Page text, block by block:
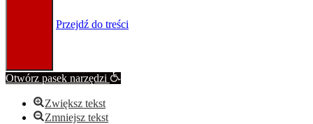
Przejdź do treści
Otwórz pasek narzędzi
Zwiększ tekst
Zmniejsz tekst